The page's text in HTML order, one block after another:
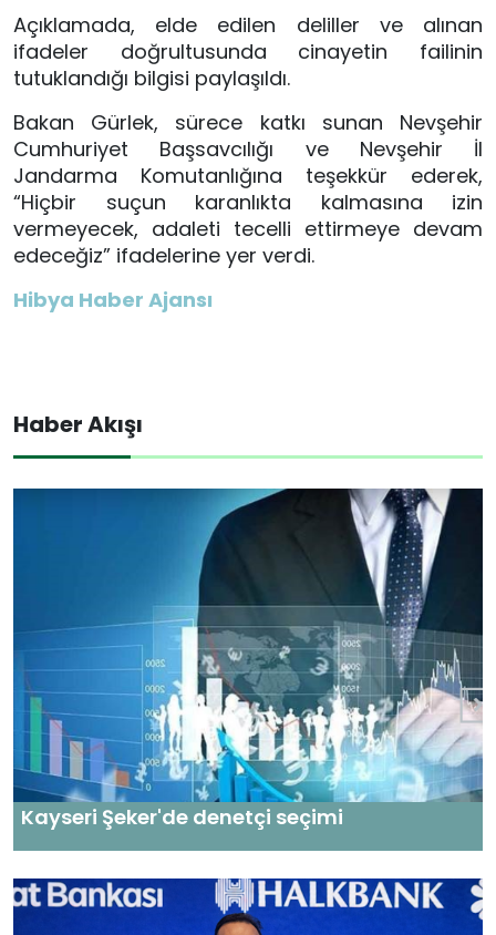
Açıklamada, elde edilen deliller ve alınan
ifadeler doğrultusunda cinayetin failinin
tutuklandığı bilgisi paylaşıldı.
Bakan Gürlek, sürece katkı sunan Nevşehir
Cumhuriyet Başsavcılığı ve Nevşehir İl
Jandarma Komutanlığına teşekkür ederek,
“Hiçbir suçun karanlıkta kalmasına izin
vermeyecek, adaleti tecelli ettirmeye devam
edeceğiz” ifadelerine yer verdi.
Hibya Haber Ajansı
Haber Akışı
Kayseri Şeker'de denetçi seçimi